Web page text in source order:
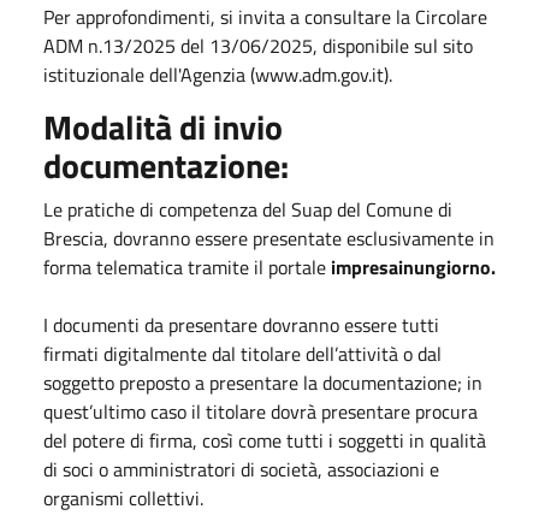
Per approfondimenti, si invita a consultare la Circolare
ADM n.13/2025 del 13/06/2025, disponibile sul sito
istituzionale dell'Agenzia (www.adm.gov.it).
Modalità di invio
documentazione:
Le pratiche di competenza del Suap del Comune di
Brescia, dovranno essere presentate esclusivamente in
forma telematica tramite il portale impresainungio​rno.
​I documenti da presentare dovranno essere tutti
firmati digitalmente dal titolare dell’attività o dal
soggetto preposto a presentare la documentazione; in
quest’ultimo caso il titolare dovrà presentare procura
del potere di firma, così come tutti i soggetti in qualità
di soci o amministratori di società, associazioni e
organismi collettivi.